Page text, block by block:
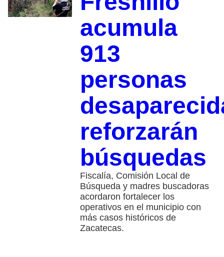
acumula
913
personas
reforzarán
búsquedas
Fiscalía, Comisión Local de
Búsqueda y madres buscadoras
acordaron fortalecer los
operativos en el municipio con
más casos históricos de
Zacatecas.